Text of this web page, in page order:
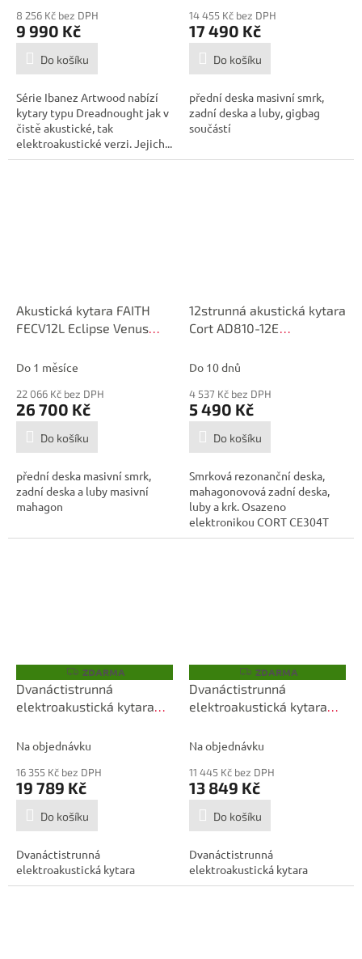
8 256 Kč bez DPH
9 990 Kč
Do košíku
Série Ibanez Artwood nabízí
kytary typu Dreadnought jak v
čistě akustické, tak
elektroakustické verzi. Jejich...
14 455 Kč bez DPH
17 490 Kč
Do košíku
přední deska masivní smrk,
zadní deska a luby, gigbag
součástí
Akustická kytara FAITH
FECV12L Eclipse Venus
Do 1 měsíce
22 066 Kč bez DPH
26 700 Kč
Do košíku
přední deska masivní smrk,
zadní deska a luby masivní
mahagon
12strunná akustická kytara
Cort AD810-12E
Do 10 dnů
4 537 Kč bez DPH
5 490 Kč
Do košíku
Smrková rezonanční deska,
mahagonovová zadní deska,
luby a krk. Osazeno
elektronikou CORT CE304T
EQ
Z
D
A
R
ZDARMA
Dvanáctistrunná
elektroakustická kytara
O-U
Na objednávku
16 355 Kč bez DPH
19 789 Kč
Do košíku
Dvanáctistrunná
elektroakustická kytara
Z
D
A
R
ZDARMA
Dvanáctistrunná
elektroakustická kytara
Na objednávku
11 445 Kč bez DPH
13 849 Kč
Do košíku
Dvanáctistrunná
elektroakustická kytara